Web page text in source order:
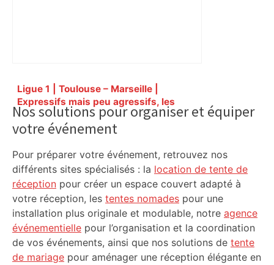
Ligue 1 | Toulouse – Marseille |
Expressifs mais peu agressifs, les
joueurs de l'OM sont-ils des faux
méchants – Eurosport
Primary
Sidebar
Nos solutions pour organiser et équiper
votre événement
Pour préparer votre événement, retrouvez nos
différents sites spécialisés : la location de tente de
réception pour créer un espace couvert adapté à
votre réception, les tentes nomades pour une
installation plus originale et modulable, notre agence
événementielle pour l’organisation et la coordination
de vos événements, ainsi que nos solutions de tente
de mariage pour aménager une réception élégante en